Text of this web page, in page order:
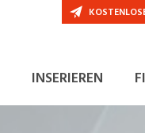
INSERIEREN